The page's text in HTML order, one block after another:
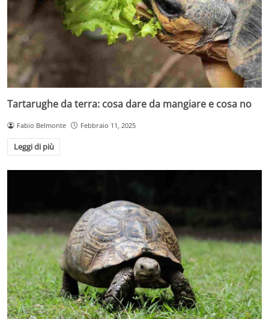
Tartarughe da terra: cosa dare da mangiare e cosa no
Fabio Belmonte Febbraio 11, 2025
Leggi di più